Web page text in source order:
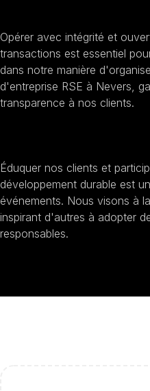
Opérer avec intégrité et
transactions est essentiel
dans notre manière
d'entreprise RSE à Nevers,
transparence à nos clients.
Éduquer nos clients et
développement durable est
événements. Nous visons à
inspirant d'autres à adopter
responsables.